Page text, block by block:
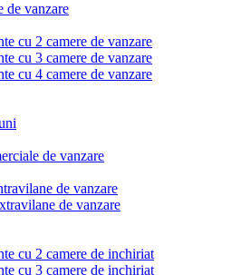
de vanzare
cu 2 camere de vanzare
cu 3 camere de vanzare
cu 4 camere de vanzare
de vanzare
de vanzare
de vanzare
cu 2 camere de inchiriat
cu 3 camere de inchiriat